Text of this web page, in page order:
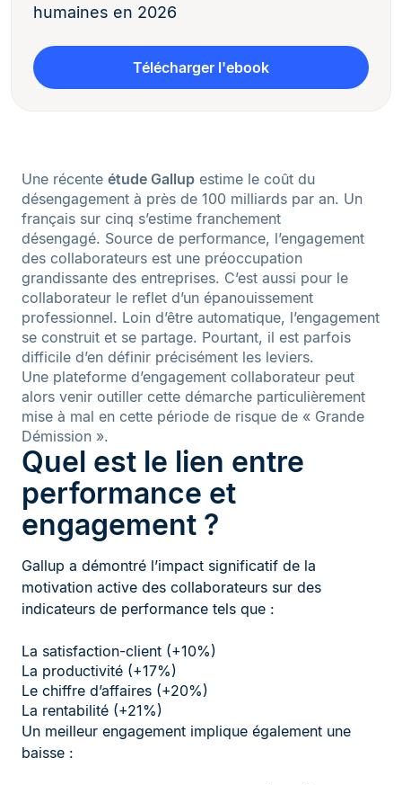
humaines en 2026
Télécharger l'ebook
Une récente étude Gallup estime le coût du
désengagement à près de 100 milliards par an. Un
français sur cinq s’estime franchement
désengagé. Source de performance, l’engagement
des collaborateurs est une préoccupation
grandissante des entreprises. C’est aussi pour le
collaborateur le reflet d’un épanouissement
professionnel. Loin d’être automatique, l’engagement
se construit et se partage. Pourtant, il est parfois
difficile d’en définir précisément les leviers.
Une plateforme d’engagement collaborateur peut
alors venir outiller cette démarche particulièrement
mise à mal en cette période de risque de « Grande
Démission ».
Quel est le lien entre
performance et
engagement ?
Gallup a démontré l’impact significatif de la
motivation active des collaborateurs sur des
indicateurs de performance tels que :
La satisfaction-client (+10%)
La productivité (+17%)
Le chiffre d’affaires (+20%)
La rentabilité (+21%)
Un meilleur engagement implique également une
baisse :